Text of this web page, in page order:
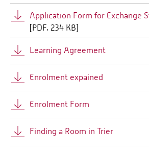
Application Form for Exchange
PDF 234 KB]
Learning Agreement
Enrolment expained
Enrolment Form
Finding a Room in Trier